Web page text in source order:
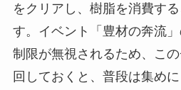
をクリアし、樹脂を消費す
す。イベント「豊材の奔流
制限が無視されるため、こ
回しておくと、普段は集め